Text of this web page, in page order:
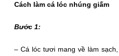
Cách làm cá lóc nhúng giấm
Bước 1:
– Cá lóc tươi mang về làm